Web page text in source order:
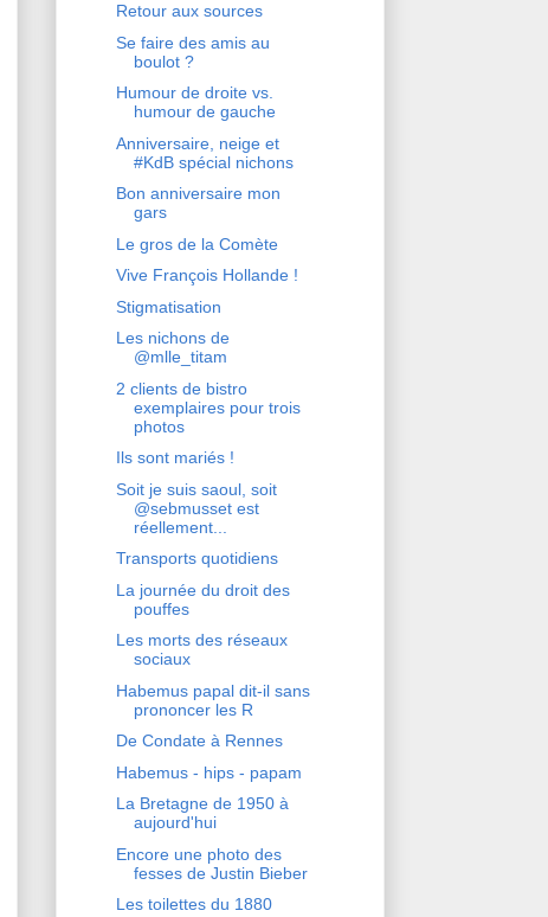
Retour aux sources
Se faire des amis au
boulot ?
Humour de droite vs.
humour de gauche
Anniversaire, neige et
#KdB spécial nichons
Bon anniversaire mon
gars
Le gros de la Comète
Vive François Hollande !
Stigmatisation
Les nichons de
@mlle_titam
2 clients de bistro
exemplaires pour trois
photos
Ils sont mariés !
Soit je suis saoul, soit
@sebmusset est
réellement...
Transports quotidiens
La journée du droit des
pouffes
Les morts des réseaux
sociaux
Habemus papal dit-il sans
prononcer les R
De Condate à Rennes
Habemus - hips - papam
La Bretagne de 1950 à
aujourd'hui
Encore une photo des
fesses de Justin Bieber
Les toilettes du 1880